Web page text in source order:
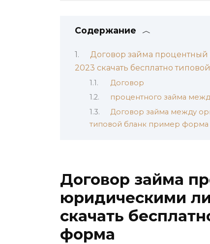
Содержание
Договор займа
2023 скачать бесплатно
Договор
процентного займа
Договор займа между
типовой бланк пример форма
Договор займа
юридическими
скачать
форма